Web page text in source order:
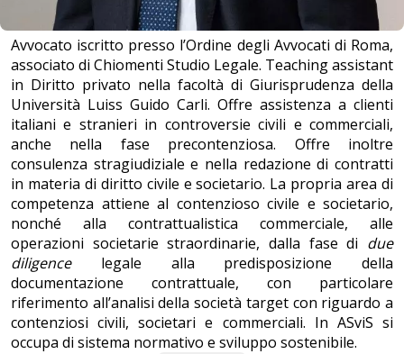
Avvocato iscritto presso l’Ordine degli Avvocati di Roma,
associato di Chiomenti Studio Legale. Teaching assistant
in Diritto privato nella facoltà di Giurisprudenza della
Università Luiss Guido Carli. Offre assistenza a clienti
italiani e stranieri in controversie civili e commerciali,
anche nella fase precontenziosa. Offre inoltre
consulenza stragiudiziale e nella redazione di contratti
in materia di diritto civile e societario. La propria area di
competenza attiene al contenzioso civile e societario,
nonché alla contrattualistica commerciale, alle
operazioni societarie straordinarie, dalla fase di due
diligencelegale alla predisposizione della
documentazione contrattuale, con particolare
riferimento all’analisi della società target con riguardo a
contenziosi civili, societari e commerciali. In ASviS si
occupa di sistema normativo e sviluppo sostenibile.